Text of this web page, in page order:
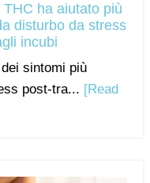
ha aiutato più
disturbo da stress
incubi
sintomi più
post-tra... [Read